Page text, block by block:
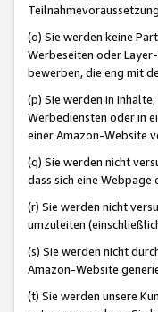
(o) Sie werden keine
Werbeseiten oder
bewerben, die eng mit
(p) Sie werden in
Werbediensten oder in
einer Amazon-Website
(q) Sie werden nicht
dass sich eine
(r) Sie werden nicht
umzuleiten
(s) Sie werden nicht
Amazon-Website
(t) Sie werden unsere